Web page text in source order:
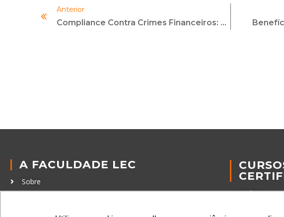
Anterior
Compliance Contra Crimes Financeiros: Explicando
A FACULDADE LEC
Sobre
Online